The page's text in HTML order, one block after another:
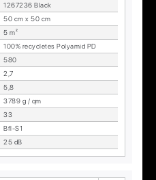
1267236 Black
50 cm x 50 cm
5 m²
100% re­cy­cle­tes Po­ly­amid PD
580
2,7
5,8
3789 g / qm
33
Bfl-S1
25 dB